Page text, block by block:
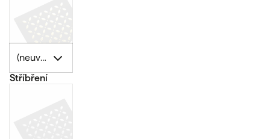
(neuvedeno)
Stříbření